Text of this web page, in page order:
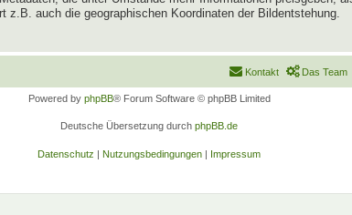
z.B. auch die geographischen Koordinaten der Bildentstehung.
Das Team
Kontakt
Powered by phpBB® Forum Software © phpBB Limited
Deutsche Übersetzung durch phpBB.de
Datenschutz | Nutzungsbedingungen | Impressum